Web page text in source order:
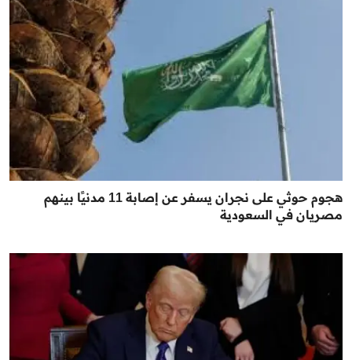
هجوم حوثي على نجران يسفر عن إصابة 11 مدنيًا بينهم
مصريان في السعودية